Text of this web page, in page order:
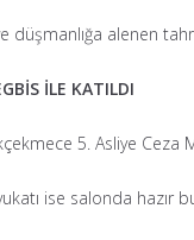
düşmanlığa alenen
İLE KATILDI
5. Asliye Ceza
ise salonda hazır